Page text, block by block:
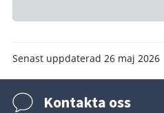
Senast uppdaterad 26 maj 2026
Kontakta oss